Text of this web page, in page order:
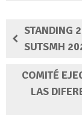
STANDING
SUTSMH
COMITÉ
LAS